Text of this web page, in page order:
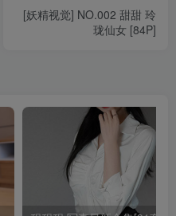
[妖精视觉] NO.002 甜甜 玲
珑仙女 [84P]